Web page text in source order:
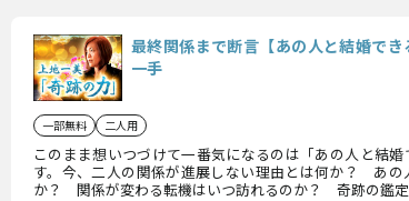
最終関係まで断言【あの人と結婚で
一手
一部無料 二人用
このまま想いつづけて一番気になるのは「あの人と結
す。今、二人の関係が進展しない理由とは何か？ あの
か？ 関係が変わる転機はいつ訪れるのか？ 奇跡の鑑